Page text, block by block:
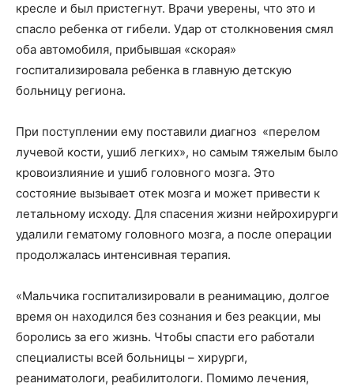
кресле и был пристегнут. Врачи уверены, что это и
спасло ребенка от гибели. Удар от столкновения смял
оба автомобиля, прибывшая «скорая»
госпитализировала ребенка в главную детскую
больницу региона.
При поступлении ему поставили диагноз «перелом
лучевой кости, ушиб легких», но самым тяжелым было
кровоизлияние и ушиб головного мозга. Это
состояние вызывает отек мозга и может привести к
летальному исходу. Для спасения жизни нейрохирурги
удалили гематому головного мозга, а после операции
продолжалась интенсивная терапия.
«Мальчика госпитализировали в реанимацию, долгое
время он находился без сознания и без реакции, мы
боролись за его жизнь. Чтобы спасти его работали
специалисты всей больницы – хирурги,
реаниматологи, реабилитологи. Помимо лечения,